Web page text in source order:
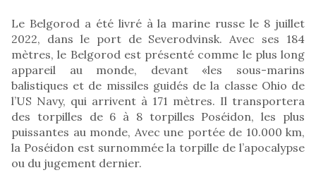
Le Belgorod a été livré à la marine russe le 8 juillet
2022, dans le port de Severodvinsk. Avec ses 184
mètres, le Belgorod est présenté comme le plus long
appareil au monde, devant «les sous-marins
balistiques et de missiles guidés de la classe Ohio de
l’US Navy, qui arrivent à 171 mètres. Il transportera
des torpilles de 6 à 8 torpilles Poséidon, les plus
puissantes au monde, Avec une portée de 10.000 km,
la Poséidon est surnommée la torpille de l’apocalypse
ou du jugement dernier.